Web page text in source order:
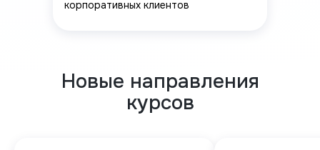
корпоративных клиентов
Новые направления
курсов